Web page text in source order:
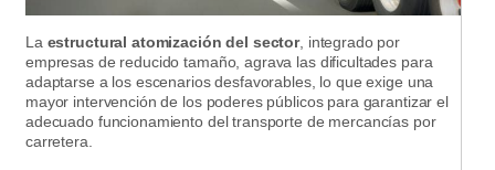
La estructural atomización del sector, integrado por
empresas de reducido tamaño, agrava las dificultades para
adaptarse a los escenarios desfavorables, lo que exige una
mayor intervención de los poderes públicos para garantizar el
adecuado funcionamiento del transporte de mercancías por
carretera.